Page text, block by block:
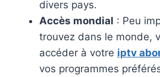
divers pays.
Accès mondial : Peu
trouvez dans le monde,
accéder à votre iptv
vos programmes